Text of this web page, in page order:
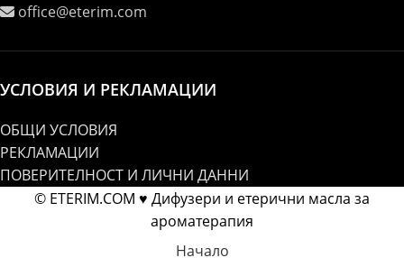
office@eterim.com
УСЛОВИЯ И РЕКЛАМАЦИИ
ОБЩИ УСЛОВИЯ
РЕКЛАМАЦИИ
ПОВЕРИТЕЛНОСТ И ЛИЧНИ ДАННИ
© ETERIM.COM ♥ Дифузери и етерични масла за
ароматерапия
Начало